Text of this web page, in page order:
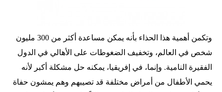
وتكمن أهمية هذا الحذاء بأنه يمكن مساعدة أكثر من 300 مليون
شخص في العالم، وتخفيف الضغوطات على الأهالي في الدول
الفقيرة النامية. وإنما، في إفريقيا، يمكنه حل مشكلة أكبر لأنه
يحمي الأطفال من أمراض مختلفة قد تصيبهم وهم يمشون حفاة